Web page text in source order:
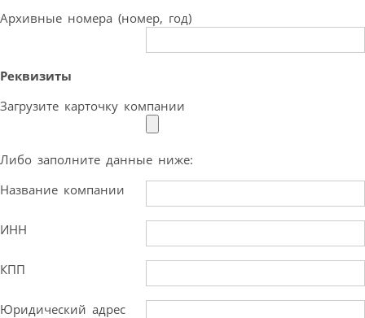
Архивные номера (номер, год)
Реквизиты
Загрузите карточку компании
Либо заполните данные ниже:
Название компании
ИНН
КПП
Юридический адрес